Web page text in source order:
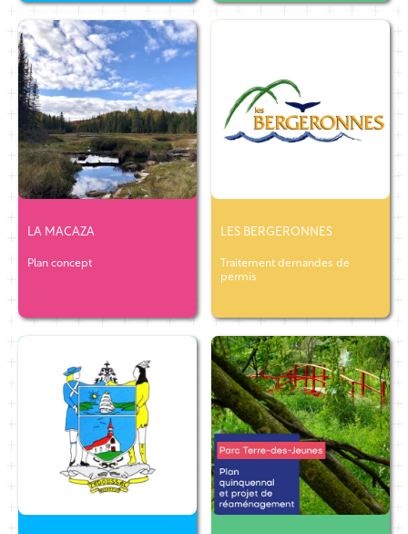
LA MACAZA
Plan concept
LES BERGERONNES
Traitement demandes de
permis